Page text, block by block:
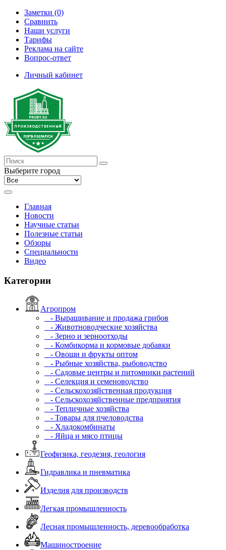
Заметки (0)
Сравнить
Наши услуги
Тарифы
Реклама на сайте
Вопрос-ответ
Личный кабинет
Выберите город
Главная
Новости
Научные статьи
Полезные статьи
Обзоры
Специальности
Видео
Категории
Агропром
- Выращивание и продажа грибов
- Животноводческие хозяйства
- Зерно и зерноотходы
- Комбикорма и кормовые добавки
- Овощи и фрукты оптом
- Рыбные хозяйства, рыбоводство
- Садовые центры и питомники растений
- Селекция и семеноводство
- Сельскохозяйственная продукция
- Сельскохозяйственные предприятия
- Тепличные хозяйства
- Товары для пчеловодства
- Хладокомбинаты
- Яйца и мясо птицы
Геофизика, геодезия, геология
Гидравлика и пневматика
Изделия для производств
Легкая промышленность
Лесная промышленность, деревообработка
Машиностроение